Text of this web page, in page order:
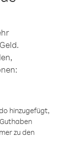
hinzugefügt,
zu den